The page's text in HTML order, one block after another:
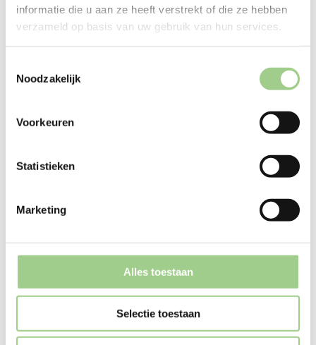
informatie die u aan ze heeft verstrekt of die ze hebben
verzameld op basis van uw gebruik van hun services.
Noodzakelijk
Voorkeuren
Statistieken
Marketing
Alles toestaan
Selectie toestaan